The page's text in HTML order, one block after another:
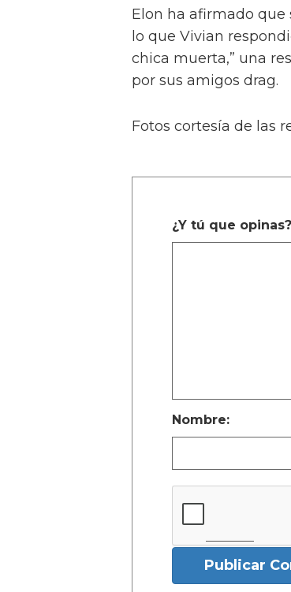
Elon ha afirmado que
lo que Vivian
chica muerta,” una
por sus amigos drag.
Fotos cortesía de las
¿Y tú que opinas?
Nombre:
Publicar